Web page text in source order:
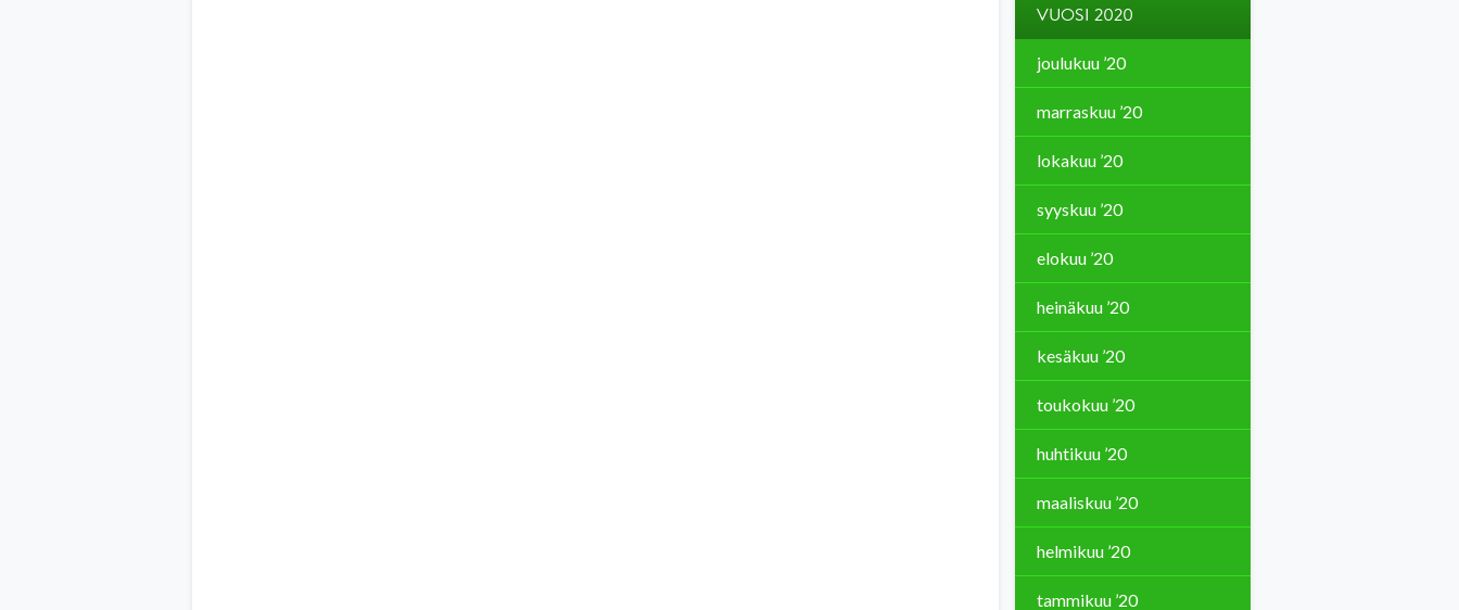
VUOSI 2020
joulukuu ’20
marraskuu ’20
lokakuu ’20
syyskuu ’20
elokuu ’20
heinäkuu ’20
kesäkuu ’20
toukokuu ’20
huhtikuu ’20
maaliskuu ’20
helmikuu ’20
tammikuu ’20